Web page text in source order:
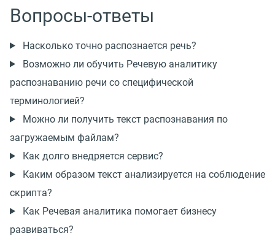
Вопросы-ответы
Насколько точно распознается речь?
Возможно ли обучить Речевую аналитику
распознаванию речи со специфической
терминологией?
Можно ли получить текст распознавания по
загружаемым файлам?
Как долго внедряется сервис?
Каким образом текст анализируется на соблюдение
скрипта?
Как Речевая аналитика помогает бизнесу
развиваться?